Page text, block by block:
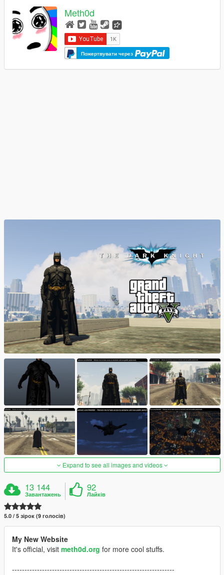
Meth0d
Пожертвувати через
Expand to see all images and videos
13 144
Завантажень
92
Лайків
5.0 / 5 зірок (9 голосів)
My New Website
It's official, visit meth0d.org for more cool stuffs.
-----------------------------------------------------------------